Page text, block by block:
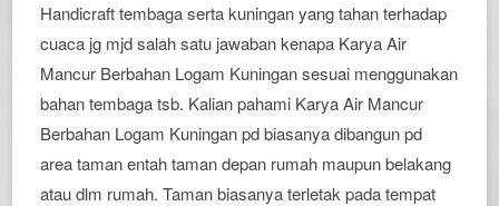
Handicraft tembaga serta kuningan yang tahan terhadap
cuaca jg mjd salah satu jawaban kenapa Karya Air
Mancur Berbahan Logam Kuningan sesuai menggunakan
bahan tembaga tsb. Kalian pahami Karya Air Mancur
Berbahan Logam Kuningan pd biasanya dibangun pd
area taman entah taman depan rumah maupun belakang
atau dlm rumah. Taman biasanya terletak pada tempat